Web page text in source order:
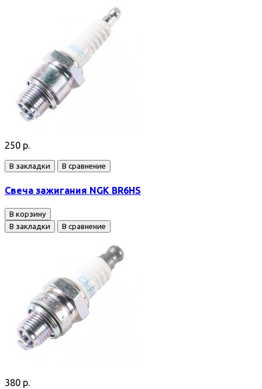
250 р.
В закладки В сравнение
Свеча зажигания NGK BR6HS
В корзину
В закладки
В сравнение
380 р.